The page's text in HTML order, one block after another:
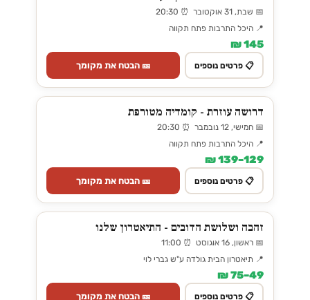
📅 שבת, 31 אוקטובר ⏰ 20:30
📍 היכל התרבות פתח תקווה
145 ₪
📋 פרטים נוספים 🎫 הבטח את מקומך
דרושה עוזרת - קומדיה מטורפת
📅 חמישי, 12 נובמבר ⏰ 20:30
📍 היכל התרבות פתח תקווה
129–139 ₪
📋 פרטים נוספים 🎫 הבטח את מקומך
זהבה ושלושת הדובים - התיאטרון שלנו
📅 ראשון, 16 אוגוסט ⏰ 11:00
📍 תיאטרון הבית גולדה ע"ש גברי לוי
49–75 ₪
📋 פרטים נוספים 🎫 הבטח את מקומך